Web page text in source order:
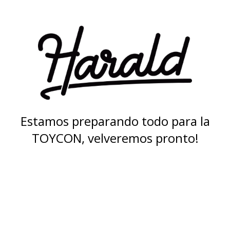
Estamos preparando todo para la
TOYCON, velveremos pronto!